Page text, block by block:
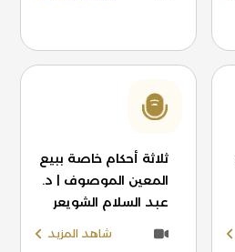
ثلاثة أحكام خاصة ببيع
المعين الموصوف | د.
عبد السلام الشويعر
شاهد المزيد